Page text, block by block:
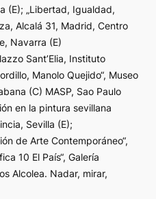
(E); „Libertad, Igualdad,
Alcalá 31, Madrid, Centro
Navarra (E)
Sant’Elia, Instituto
Manolo Quejido“, Museo
(C) MASP, Sao Paulo
en la pintura sevillana
Sevilla (E);
de Arte Contemporáneo“,
10 El País“, Galería
Alcolea. Nadar, mirar,